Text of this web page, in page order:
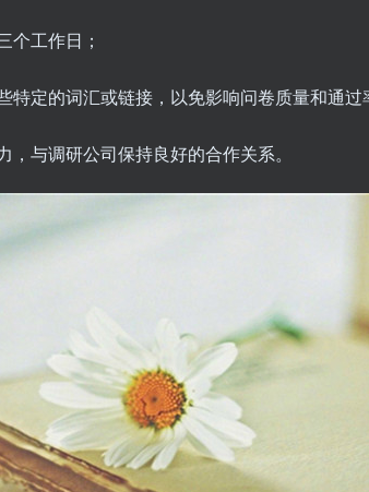
个工作日；
定的词汇或链接，以免影响问卷质量和通过
与调研公司保持良好的合作关系。